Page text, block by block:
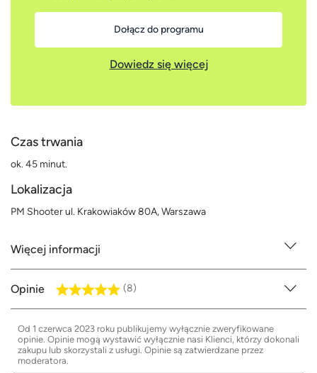
Dołącz do programu
Dowiedz się więcej
Czas trwania
ok. 45 minut.
Lokalizacja
PM Shooter ul. Krakowiaków 80A, Warszawa
Więcej informacji
Opinie (8)
Od 1 czerwca 2023 roku publikujemy wyłącznie zweryfikowane
opinie. Opinie mogą wystawić wyłącznie nasi Klienci, którzy dokonali
zakupu lub skorzystali z usługi. Opinie są zatwierdzane przez
moderatora.